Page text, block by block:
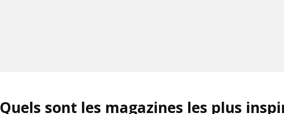
Quels sont les magazines les plus